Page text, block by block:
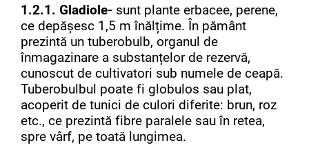
1.2.1. Gladiole- sunt plante erbacee, perene,
ce depășesc 1,5 m înălțime. În pământ
prezintă un tuberobulb, organul de
înmagazinare a substanțelor de rezervă,
cunoscut de cultivatori sub numele de ceapă.
Tuberobulbul poate fi globulos sau plat,
acoperit de tunici de culori diferite: brun, roz
etc., ce prezintă fibre paralele sau în retea,
spre vârf, pe toată lungimea.